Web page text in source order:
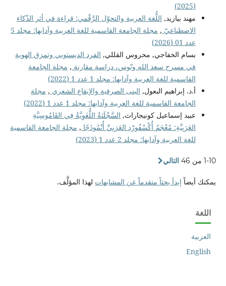
(2025)
مهند بيازيد, اللُّغة العربية والتحوّل الرَّقْمي: قراءة في أثر الذّكاء
الاصطناعيّ ,
مجلة الجامعة القاسمية للغة العربية وآدابها: مجلد 5
عدد 01 (2026)
بسام الخفاجي, محروس القللي, الفرد الديستوبي وتمزق الهوية
في مسرح سعد الله ونّوس، دراسة مقارنة , مجلة الجامعة
القاسمية للغة العربية وآدابها: مجلد 1 عدد 1 (2022)
أ.د. إبراهيم البعول, البنى الصرفية والإيقاع الشعري , مجلة
الجامعة القاسمية للغة العربية وآدابها: مجلد 1 عدد 1 (2022)
عبيد إسماعيل كونيجاراث, السَّجْلَنَةُ اللُّغَوِيَّةُ فِي القَامُوسِيَّةِ
العَرَبِيَّةِ: مُعْجَمُ أُكْسْفُورْد العَرَبِيِّ أُنْمُوذَجًا , مجلة الجامعة القاسمية
للغة العربية وآدابها: مجلد 2 عدد 1 (2023)
1-10 من 46 التالي
يمكنك أيضاً إبدأ بحثاً متقدماً عن المشابهات لهذا المؤلَّف.
اللغة
العربية
English